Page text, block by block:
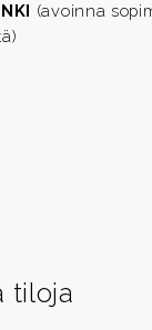
(avoinna
tiloja